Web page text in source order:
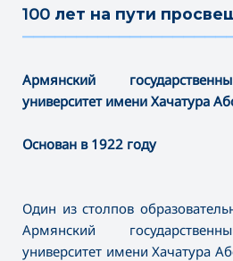
100 лет на пути
Армянский
университет имени Хачатура
Основан в 1922 году
Один из столпов
Армянский
университет имени Хачатура